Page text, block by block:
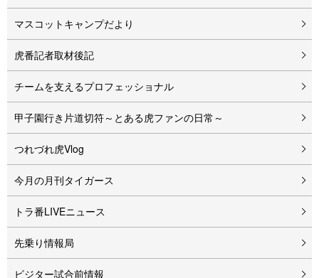
マスコットキャンプだより
虎番記者取材後記
チームを支えるプロフェッショナル
甲子園行き片道切符～とある虎ファンの日常～
つれづれ虎Vlog
今月の月刊タイガース
トラ番LIVEニュース
先乗り情報局
ビジター試合前情報